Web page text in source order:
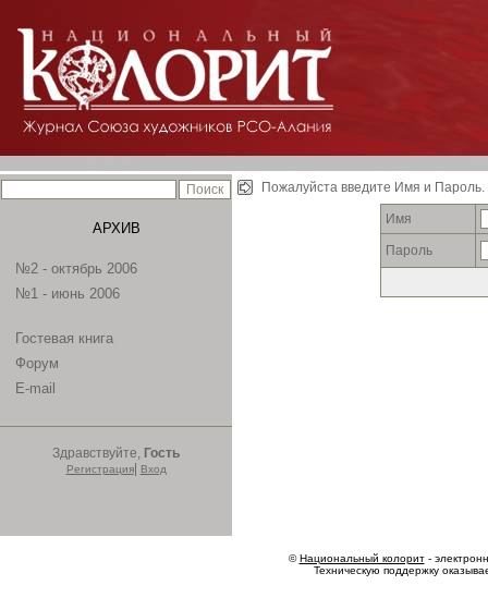
АРХИВ
№2 - октябрь 2006
№1 - июнь 2006
Гостевая книга
Форум
E-mail
Здравствуйте, Гость
Регистрация| Вход
Пожалуйста введите Имя и Пароль.
Имя
Пароль
©Национальный колорит-
Техническую поддержку